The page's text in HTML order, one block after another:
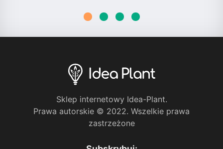
Sklep internetowy Idea-Plant.
Prawa autorskie © 2022. Wszelkie prawa
zastrzeżone